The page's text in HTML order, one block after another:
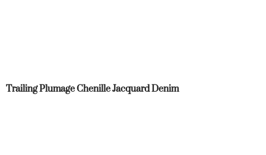
Trailing Plumage Chenille Jacquard Denim